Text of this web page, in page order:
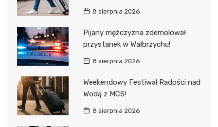
8 sierpnia 2026
Pijany mężczyzna zdemolował
przystanek w Wałbrzychu!
8 sierpnia 2026
Weekendowy Festiwal Radości nad
Wodą z MCS!
8 sierpnia 2026